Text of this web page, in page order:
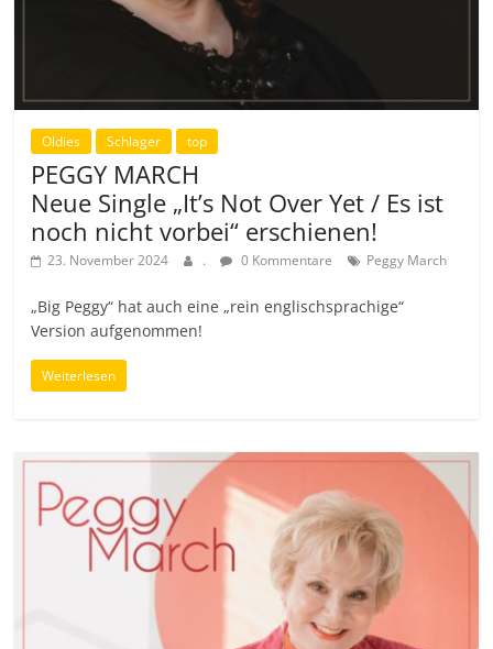
Oldies Schlager top
PEGGY MARCH
Neue Single „It’s Not Over Yet / Es ist
noch nicht vorbei“ erschienen!
23. November 2024 . 0 Kommentare Peggy March
„Big Peggy“ hat auch eine „rein englischsprachige“
Version aufgenommen!
Weiterlesen